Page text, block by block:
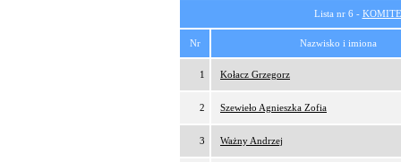
Lista nr 6 -
Nr Nazwisko i imiona
1 Kołacz Grzegorz
2 Szewieło Agnieszka Zofia
3 Ważny Andrzej